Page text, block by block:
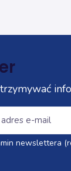
newslettera